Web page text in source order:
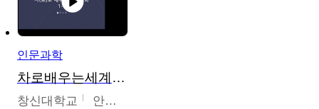
인문과학
차로배우는세계문화
창신대학교 안소영